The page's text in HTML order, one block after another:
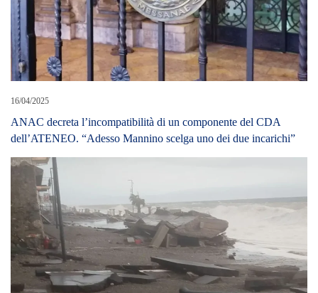
16/04/2025
ANAC decreta l’incompatibilità di un componente del CDA
dell’ATENEO. “Adesso Mannino scelga uno dei due incarichi”